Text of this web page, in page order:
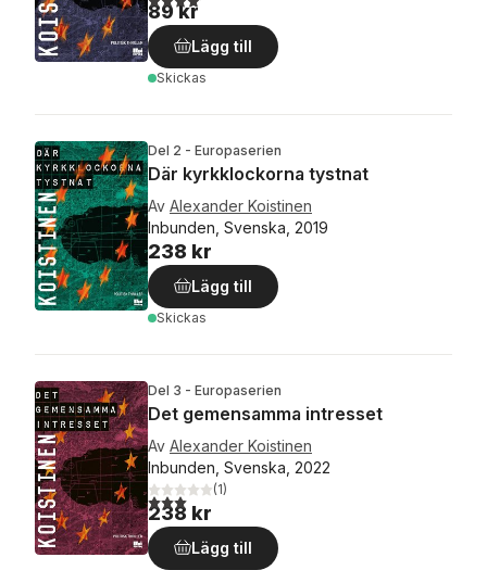
89 kr
Lägg till
Skickas
Del 2 - Europaserien
Där kyrkklockorna tystnat
Av Alexander Koistinen
Inbunden, Svenska, 2019
238 kr
Lägg till
Skickas
Del 3 - Europaserien
Det gemensamma intresset
Av Alexander Koistinen
Inbunden, Svenska, 2022
3,0utav 5 stjärnor. Totalt antal röster:
(1)
238 kr
Lägg till